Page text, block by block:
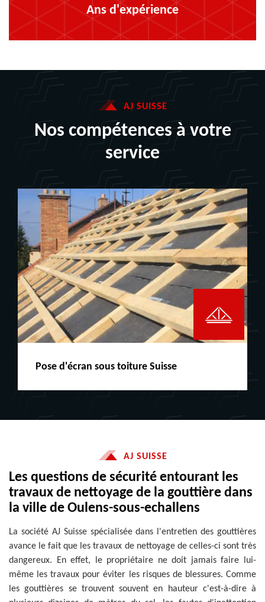
Ans d'expérience
AJ SUISSE
Nos compétences à votre
service
Peinture boiserie LE
AJ SUISSE
Les questions de sécurité entourant les
travaux de nettoyage de la gouttière dans
la ville de Oulens-sous-echallens
La société AJ Suisse spécialisée dans l'entretien des gouttières
avance le fait que les travaux de nettoyage de celles-ci sont très
dangereux. En effet, le propriétaire ne doit jamais faire lui-
même les travaux pour éviter les risques de blessures. Comme
les gouttières se trouvent souvent en hauteur c'est-à-dire à